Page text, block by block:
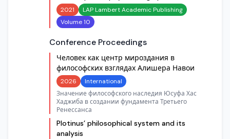
2021
LAP Lambert Academic Publishing
Volume 10
Conference Proceedings
Человек как центр мироздания в
философских взглядах Алишера Навои
2026
International
Значение философского наследия Юсуфа Хас
Хаджиба в создании фундамента Третьего
Ренессанса
Plotinus’ philosophical system and its
analysis